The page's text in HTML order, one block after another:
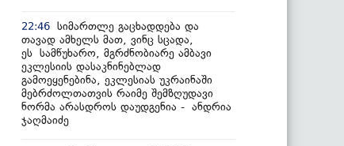
22:46 სიმართლე გაცხადდება და
თავად ამხელს მათ, ვინც სცადა,
ეს სამწუხარო, მგრძნობიარე ამბავი
ეკლესიის დასაკნინებლად
გამოეყენებინა, ეკლესიას უკრაინაში
მებრძოლთათვის რაიმე შემზღუდავი
ნორმა არასდროს დაუდგენია - ანდრია
ჯაღმაიძე